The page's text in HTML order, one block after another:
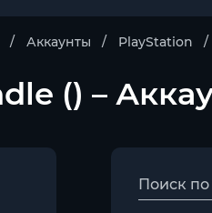
Аккаунты PlayStation
() –